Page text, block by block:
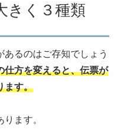
きく３種類
るのはご存知でしょう
仕方を変えると、伝票が
ます。
ます。